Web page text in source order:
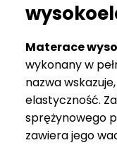
Materace
wykonany w
nazwa
elastyczność.
sprężynowego
zawiera jego